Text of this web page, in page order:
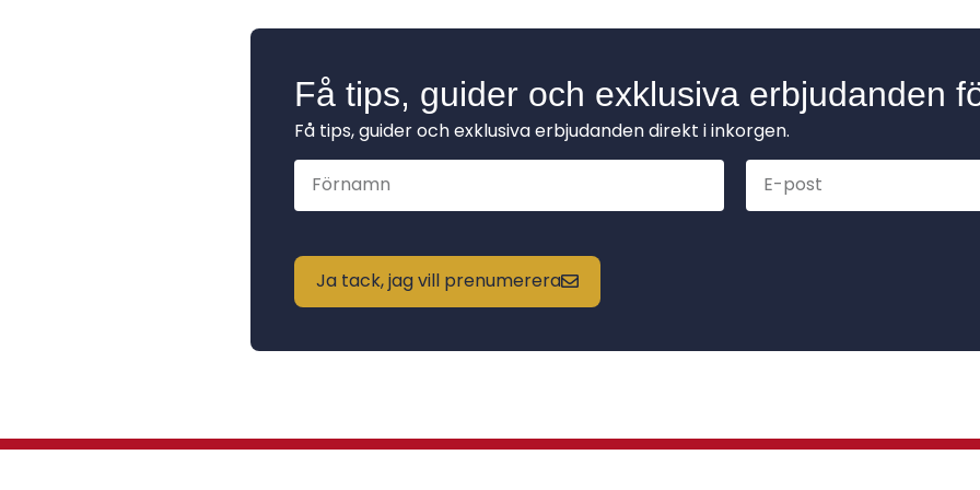
Få tips, guider och exklusiva erbjudanden
Få tips, guider och exklusiva erbjudanden direkt i inkorgen.
Ja tack, jag vill prenumerera